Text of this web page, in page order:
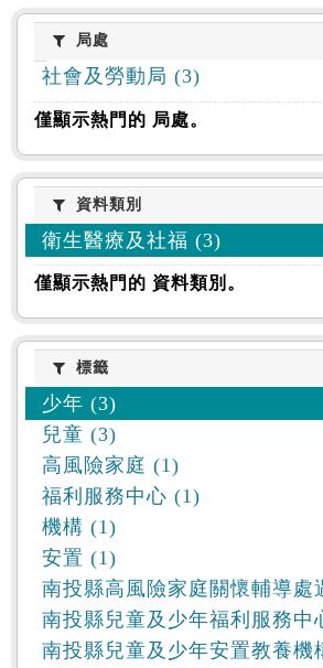
:::
局處局處
社會及勞動局 (3)
僅顯示熱門的 局處。
資料類別
資料類別
衛生醫療及社福 (3)
僅顯示熱門的 資料類別。
標籤標籤
少年 (3)
兒童 (3)
高風險家庭 (1)
福利服務中心 (1)
機構 (1)
安置 (1)
南投縣高風險家庭關懷輔導處
南投縣兒童及少年福利服務中
南投縣兒童及少年安置教養機